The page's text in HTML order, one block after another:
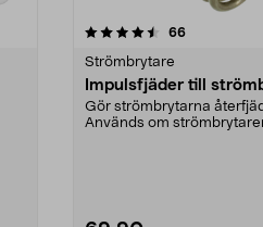
66recensioner
Strömbrytare
Impulsfjäder till
Gör strömbrytarna
Används om
4.5 av 5 stjärnor